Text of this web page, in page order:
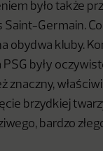
było także
Saint-Germain.
obydwa kluby.
były
znaczny,
brzydkiej
bardzo